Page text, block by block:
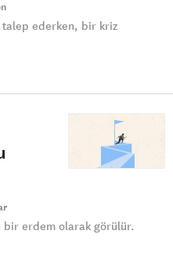
talep ederken, bir kriz
bir erdem olarak görülür.